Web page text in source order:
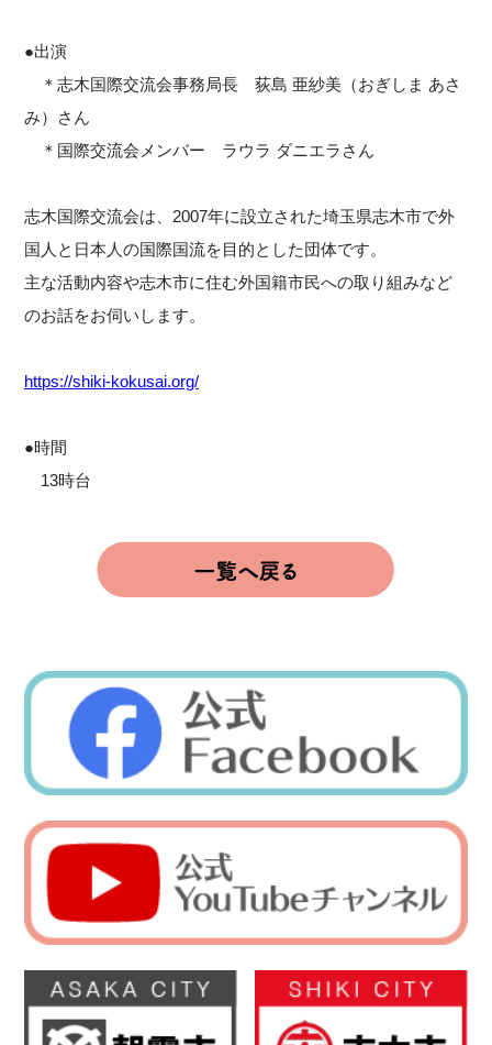
●出演
＊志木国際交流会事務局長 荻島 亜紗美（おぎしま あさ
み）さん
＊国際交流会メンバー ラウラ ダニエラさん
志木国際交流会は、2007年に設立された埼玉県志木市で外
国人と日本人の国際国流を目的とした団体です。
主な活動内容や志木市に住む外国籍市民への取り組みなど
のお話をお伺いします。
https://shiki-kokusai.org/
●時間
13時台